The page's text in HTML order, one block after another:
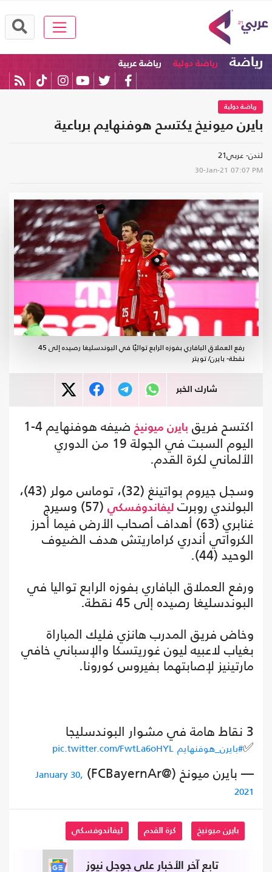
رياضة رياضة دولية رياضة عربية
رياضة دولية
بايرن ميونيخ يكتسح هوفنهايم برباعية
لندن- عربي21
30-Jan-21 07:07 PM
رفع العملاق البافاري بفوزه الرابع تواليًا في البوندسليغا رصيده إلى 45
نقطة- بايرن/ تويتر
شارك الخبر
اكتسح فريق بايرن ميونيخ
ضيفه هوفنهايم 4-1
اليوم السبت في الجولة 19 من الدوري
الألماني لكرة القدم.
وسجل جيروم بواتينغ (32)، توماس مولر (43)،
البولندي روبرت ليفاندوفسكي
(57) وسيرج
غنابري (63) أهداف أصحاب الأرض فيما أحرز
الكرواتي أندري كراماريتش هدف الضيوف
الوحيد (44).
ورفع العملاق البافاري بفوزه الرابع تواليا في
البوندسليغا رصيده إلى 45 نقطة.
وخاض فريق المدرب هانزي فليك المباراة
بغياب لاعبيه ليون غوريتسكا والإسباني خافي
مارتينيز لإصابتهما بفيروس كورونا.
3 نقاط هامة في مشوار البوندسليجا
✅#بايرن_هوفنهايم pic.twitter.com/FwtLa6oHYL
— بايرن ميونخ (@FCBayernAr)
January 30,
2021
بايرن ميونيخ كرة القدم ليفاندوفسكي
تابع آخر الأخبار على جوجل نيوز